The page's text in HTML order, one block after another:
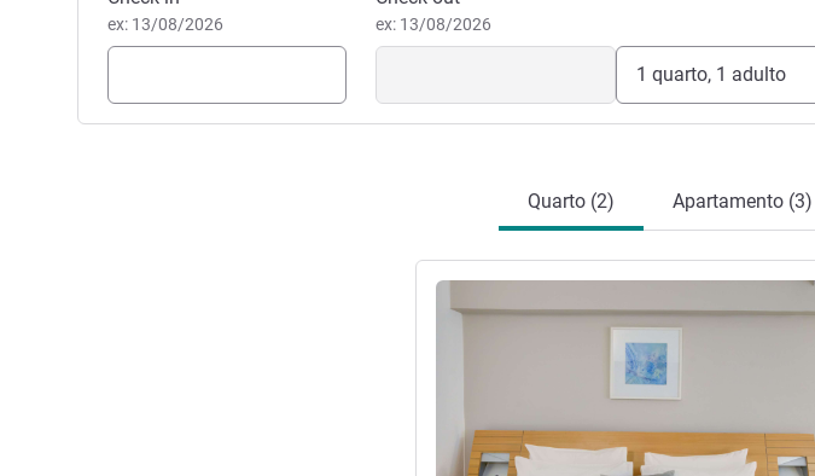
ex: 13/08/2026 ex: 13/08/2026
1 quarto, 1 adulto
Quarto (2) Apartamento (3)
Ver detalhes